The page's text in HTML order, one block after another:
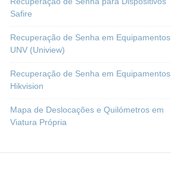
Safire
Recuperação de Senha em Equipamentos
UNV (Uniview)
Recuperação de Senha em Equipamentos
Hikvision
Mapa de Deslocações e Quilómetros em
Viatura Própria